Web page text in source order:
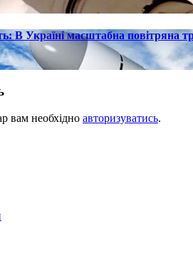
В Україні масштабна повітряна
вам необхідно авторизуватись.